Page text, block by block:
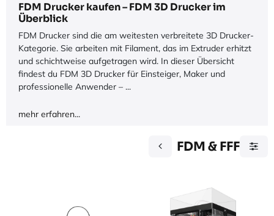
FDM Drucker kaufen – FDM 3D Drucker im
Überblick
FDM Drucker sind die am weitesten verbreitete 3D Drucker-
Kategorie. Sie arbeiten mit Filament, das im Extruder erhitzt
und schichtweise aufgetragen wird. In dieser Übersicht
findest du FDM 3D Drucker für Einsteiger, Maker und
professionelle Anwender – ...
mehr erfahren...
FDM & FFF